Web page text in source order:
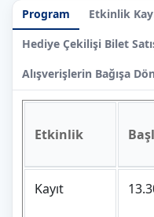
Program Etkinlik
Hediye Çekilişi Bilet
Alışverişlerin Bağışa
Etkinlik
Kayıt